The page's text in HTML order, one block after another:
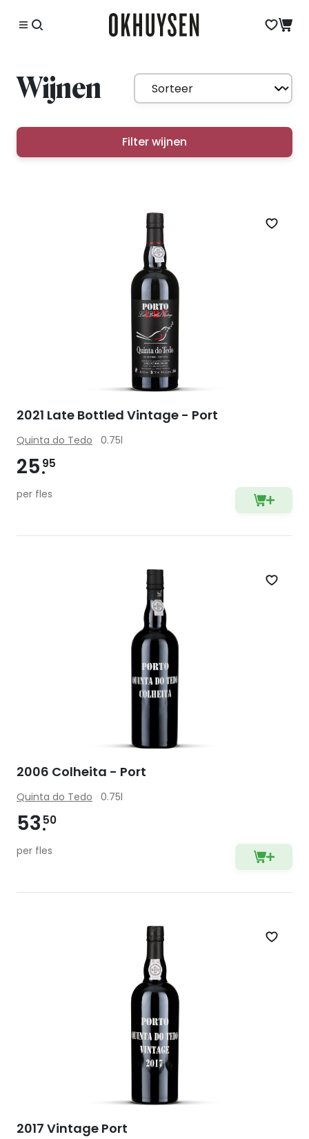
Wijnen
Filter wijnen
Zet
2021 Late Bottled Vintage - Port
Quinta do Tedo 0.75l
25 95
per fles
Zet
2006 Colheita - Port
Quinta do Tedo 0.75l
53 50
per fles
Zet
2017 Vintage Port